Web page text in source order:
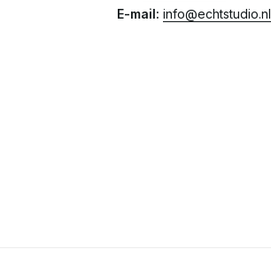
E-mail: info@echtstudio.nl